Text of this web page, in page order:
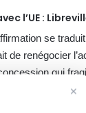
l’UE :
se
de renégocier
qui
inflexible
×